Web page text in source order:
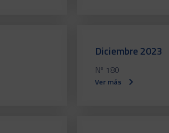
Diciembre 2023
Nº 180
Ver más